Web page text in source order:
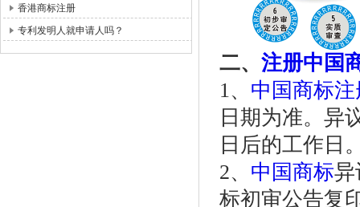
香港商标注册
专利发明人就申请人吗？
二、 注册中国
1、 中国商标注
日期为准。异
日后的工作日
2、 中国商标异
标初审公告复